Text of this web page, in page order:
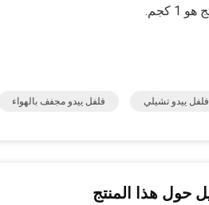
فلفل ييدو تشيلي فلفل ييدو مجفف بالهواء
حول هذا المنتج